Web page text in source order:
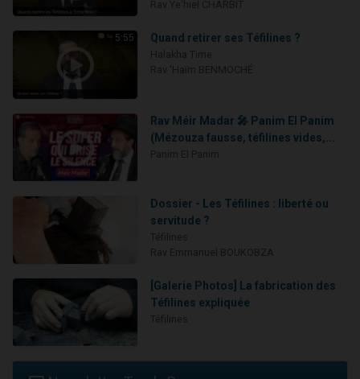
5:55 Quand retirer ses Téfilines ?
Rav Méir Madar 🎤 Panim El Panim
(Mézouza fausse, téfilines vides,...
Dossier - Les Téfilines : liberté ou
servitude ?
[Galerie Photos] La fabrication des
Téfilines expliquée